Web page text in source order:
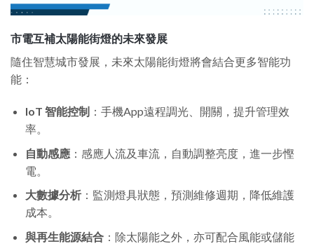
市電互補太陽能街燈的未來發展
隨住智慧城市發展，未來太陽能街燈將會結合更多智能功
能：
IoT 智能控制 ：手機App遠程調光、開關，提升管理效
率。
自動感應：感應人流及車流，自動調整亮度，進一步慳
電。
大數據分析：監測燈具狀態，預測維修週期，降低維護
成本。
與再生能源結合：除太陽能之外，亦可配合風能或儲能